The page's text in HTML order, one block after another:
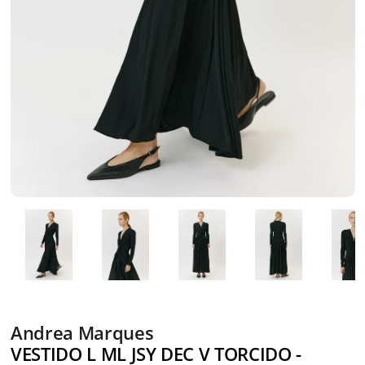
Andrea Marques
VESTIDO L ML JSY DEC V TORCIDO -